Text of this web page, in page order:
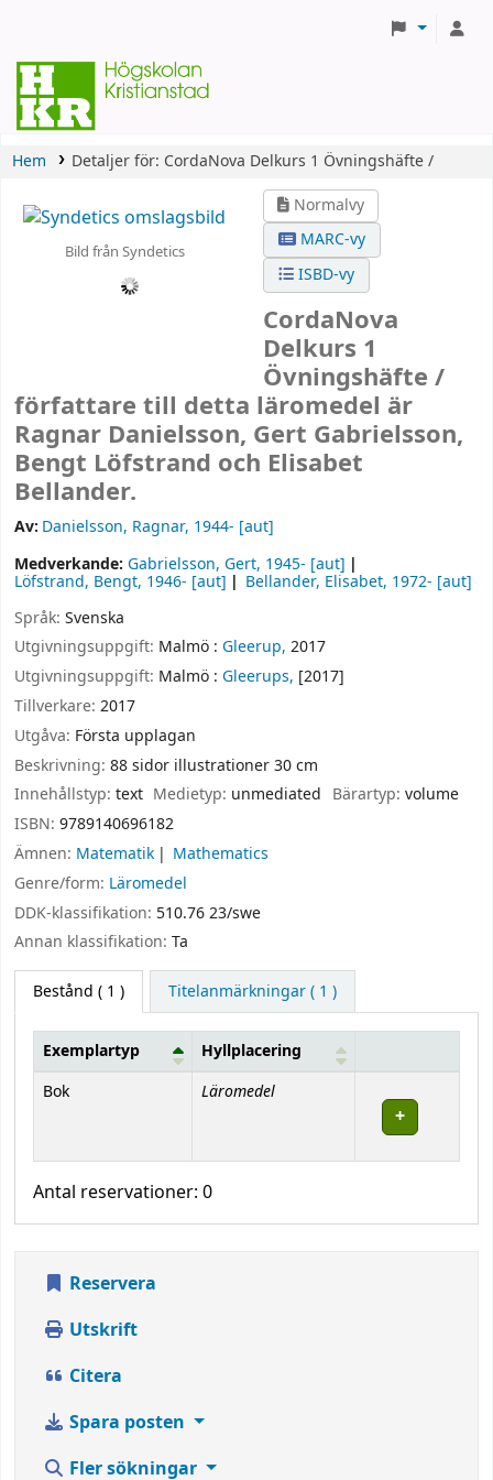
Hem Detaljer för: CordaNova Delkurs 1 Övningshäfte /
Bild från Syndetics
Normalvy
MARC-vy
ISBD-vy
CordaNova
Delkurs 1
Övningshäfte /
författare till detta läromedel är
Ragnar Danielsson, Gert Gabrielsson,
Bengt Löfstrand och Elisabet
Bellander.
Av: Danielsson, Ragnar, 1944- [aut]
Medverkande: Gabrielsson, Gert, 1945- [aut]
Löfstrand, Bengt, 1946- [aut] Bellander, Elisabet, 1972- [aut]
Språk: Svenska
Utgivningsuppgift: Malmö : Gleerup, 2017
Utgivningsuppgift: Malmö : Gleerups, [2017]
Tillverkare: 2017
Utgåva: Första upplagan
Beskrivning: 88 sidor illustrationer 30 cm
Innehållstyp: text Medietyp: unmediated Bärartyp: volume
ISBN: 9789140696182
Ämnen: Matematik
Mathematics
Genre/form: Läromedel
DDK-klassifikation: 510.76 23/swe
Annan klassifikation: Ta
Bestånd ( 1 ) Titelanmärkningar ( 1 )
Bestånd
Exemplartyp
Hyllplacering
Bok
Läromedel
Antal reservationer: 0
Reservera
Utskrift
Citera
Spara posten
Fler sökningar